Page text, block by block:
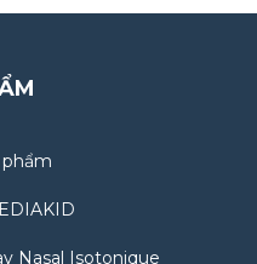
Nasal Isotonique